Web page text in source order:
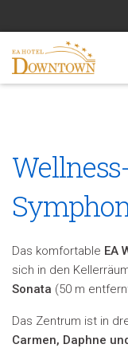
Das komfortable EA
sich in den
Sonata (50 m
Das Zentrum ist in
Carmen, Daphne